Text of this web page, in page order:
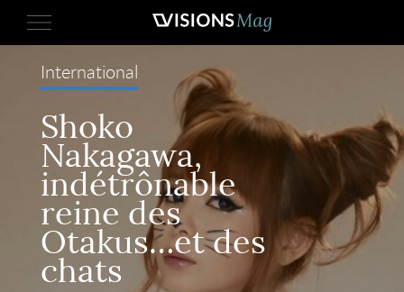
International
Shoko
Nakagawa,
indétrônable
reine des
Otakus…et des
chats